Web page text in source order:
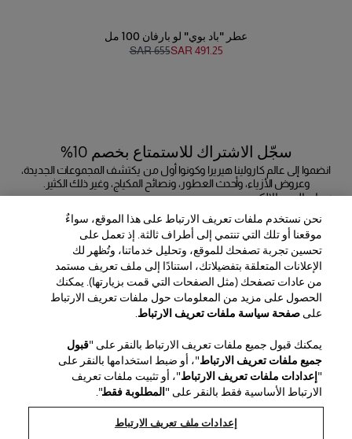
عطر "باد بوي" لو بارفان 100 مل
SAR 655SAR 491.25
سجّل الاشتراك للاستمتاع بخصم 10%
انضموا إلى عالم كارولينا هيريرا وكونوا أول من يكتشف المجموعات الجديدة،
وعروض الأزياء، وأحدث العطور، ونصائح المكياج، وغير ذلك الكثير.
عنوان البريد الإلكتروني
إرسال
المنطقة / اللغة
خدمة العملاء
العثور على متجر
اتصل بنا
الشحن والإرجاع للجمال
الشحن والإرجاع للأزياء
الأسئلة الشائعة
نبذة عن الدار
House of Herrera
الوظائف
chcarolinaherrera.com
الشؤون القانونية وملفات تعريف الارتباط
نحن نستخدم ملفات تعريف الارتباط على هذا الموقع، سواءٌ
موقعنا أو تلك التي تنتمي إلى أطراف ثالثة. إذ تعمل على
تحسين تجربة تصفحك للموقع، وتحليل خدماتنا، وتُظهر لك
الإعلانات المتعلقة بتفضيلاتك، استنادًا إلى ملف تعريف مستمد
من عادات تصفحك (مثل الصفحات التي قمت بزيارتها). يمكنك
الحصول على مزيد من المعلومات حول ملفات تعريف الارتباط
علىصفحة سياسة ملفات تعريف الارتباط.
يمكنك قبول جميع ملفات تعريف الارتباط بالنقر على "قبول
جميع ملفات تعريف الارتباط"، أو ضبط استخدامها بالنقر على
" إعدادات ملفات تعريف الارتباط"، أو تثبيت ملفات تعريف
الارتباط الأساسية فقط بالنقر على " المطلوبة فقط".
إعدادات ملف تعريف الارتباط